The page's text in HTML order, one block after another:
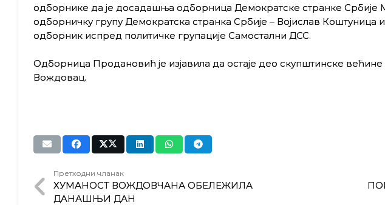
одборнике да је досадашња одборница Демократске странке
одборничку групу Демократска странка Србије – Војислав Коштуница
одборник испред политичке групације Самостални ДСС.
Одборница Продановић је изјавила да остаје део скупштинске
Вождовац.
Претходни чланак
ХУМАНОСТ ВОЖДОВЧАНА ОБЕЛЕЖИЛА
ДAНАШЊИ ДАН